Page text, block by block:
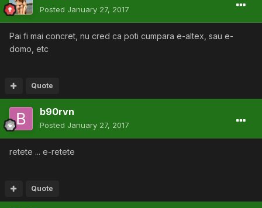
Posted January 27, 2017
Pai fi mai concret, nu cred ca poti cumpara e-altex, sau e-
domo, etc
Quote
b90rvn
Posted January 27, 2017
retete ... e-retete
Quote